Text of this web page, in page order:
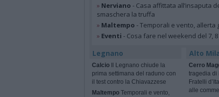
» Nerviano - Casa affittata all’insaputa
smaschera la truffa
» Maltempo - Temporali e vento, allerta
» Eventi - Cosa fare nel weekend del 7,
Legnano
Calcio Il Legnano chiude la
prima settimana del raduno con
il test contro la Chiavazzese
Maltempo Temporali e vento,
Alto
Cerro
tragedia di
Fratelli
alle